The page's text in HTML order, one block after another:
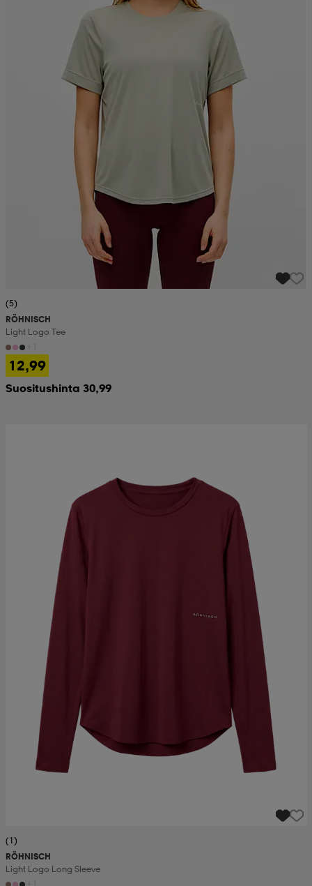
(5)
RÖHNISCH
Light Logo Tee
12,99
Suositushinta 30,99
(1)
RÖHNISCH
Light Logo Long Sleeve